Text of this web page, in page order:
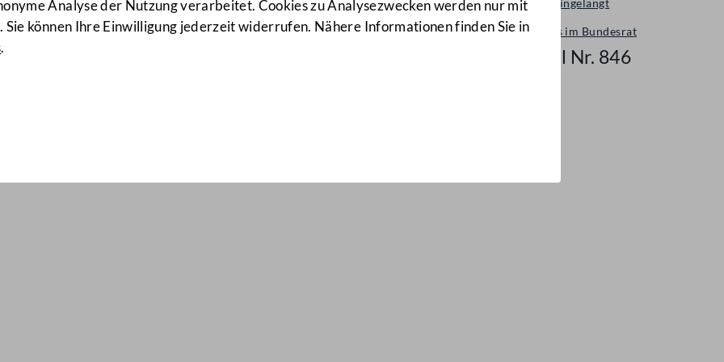
Analyse der Nutzung verarbeitet. Cookies zu Analysezwecken werden nur mit
Sie können Ihre Einwilligung jederzeit widerrufen. Nähere Informationen finden Sie in
.
Neu eingelangt
Neues im Bundesrat
Mail Nr. 846
Nr: 846